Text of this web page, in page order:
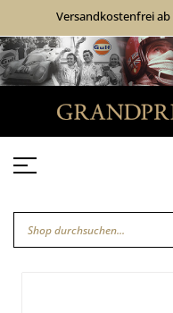
Versandkostenfrei ab